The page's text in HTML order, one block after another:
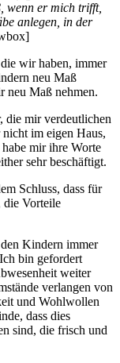
wenn er mich trifft,
anlegen, in der
wir haben, immer
neu Maß
neu Maß nehmen.
die mir verdeutlichen
im eigen Haus,
habe mir ihre Worte
sehr beschäftigt.
Schluss, dass für
die Vorteile
Kindern immer
bin gefordert
weiter
verlangen von
und Wohlwollen
dass dies
sind, die frisch und